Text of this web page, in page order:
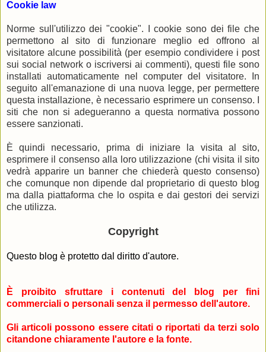
Cookie law
Norme sull'utilizzo dei "cookie". I cookie sono dei file che
permettono al sito di funzionare meglio ed offrono al
visitatore alcune possibilità (per esempio condividere i post
sui social network o iscriversi ai commenti), questi file sono
installati automaticamente nel computer del visitatore. In
seguito all'emanazione di una nuova legge, per permettere
questa installazione, è necessario esprimere un consenso. I
siti che non si adegueranno a questa normativa possono
essere sanzionati.
È quindi necessario, prima di iniziare la visita al sito,
esprimere il consenso alla loro utilizzazione (chi visita il sito
vedrà apparire un banner che chiederà questo consenso)
che comunque non dipende dal proprietario di questo blog
ma dalla piattaforma che lo ospita e dai gestori dei servizi
che utilizza.
Copyright
Questo blog è protetto dal diritto d'autore.
È proibito sfruttare i contenuti del blog per fini
commerciali o personali senza il permesso dell'autore.
Gli articoli possono essere citati o riportati da terzi solo
citandone chiaramente l'autore e la fonte.